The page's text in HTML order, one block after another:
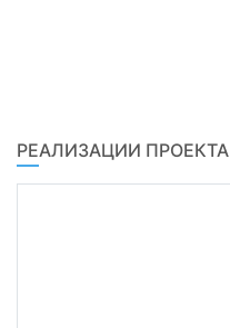
РЕАЛИЗАЦИИ ПРОЕКТА